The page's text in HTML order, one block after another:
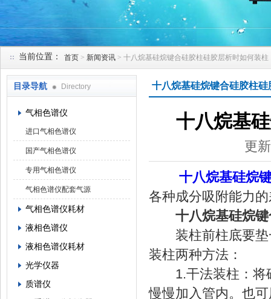
当前位置： 首页 > 新闻资讯 > 十八烷基硅烷键合硅胶柱硅胶层析时如何装柱
目录导航 Directory
气相色谱仪
进口气相色谱仪
国产气相色谱仪
专用气相色谱仪
气相色谱仪配套气源
气相色谱仪耗材
液相色谱仪
液相色谱仪耗材
光学仪器
质谱仪
十八烷基硅烷键合硅胶柱
十八烷基
更
十八烷基硅烷
各种成分吸附能力
十八烷基硅烷
装柱前柱底要垫
装柱两种方法：
1.干法装柱：将硅
慢慢加入管内。也